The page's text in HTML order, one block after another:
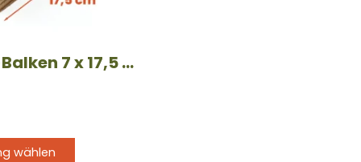
Douglas-Balken 7 x 17,5 cm – verschiedene Längen
wählen